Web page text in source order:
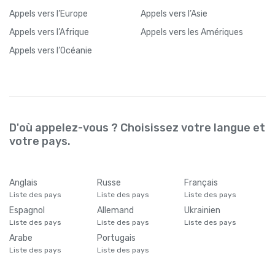
Appels vers l’Europe Appels vers l’Asie
Appels vers l’Afrique Appels vers les Amériques
Appels vers l’Océanie
D'où appelez-vous ? Choisissez votre langue et
votre pays.
Anglais
Liste des pays
Russe
Liste des pays
Français
Liste des pays
Espagnol
Liste des pays
Allemand
Liste des pays
Ukrainien
Liste des pays
Arabe
Liste des pays
Portugais
Liste des pays